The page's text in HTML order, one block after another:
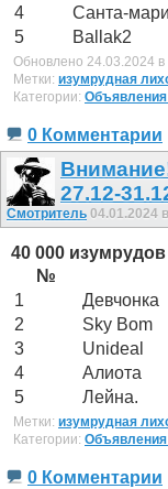
4
Санта-
5
Ballak2
Обновлено 24.03.2024 в
Метки: изумрудная
Категории: Объявления
0 Комментарии
27.12-
Смотритель 04.01.2024
40 000 изумрудов
№
1
Девчонка
2
Sky Bom
3
Unideal
4
Алиота
5
Лейна.
Метки: изумрудная
Категории: Объявления
0 Комментарии